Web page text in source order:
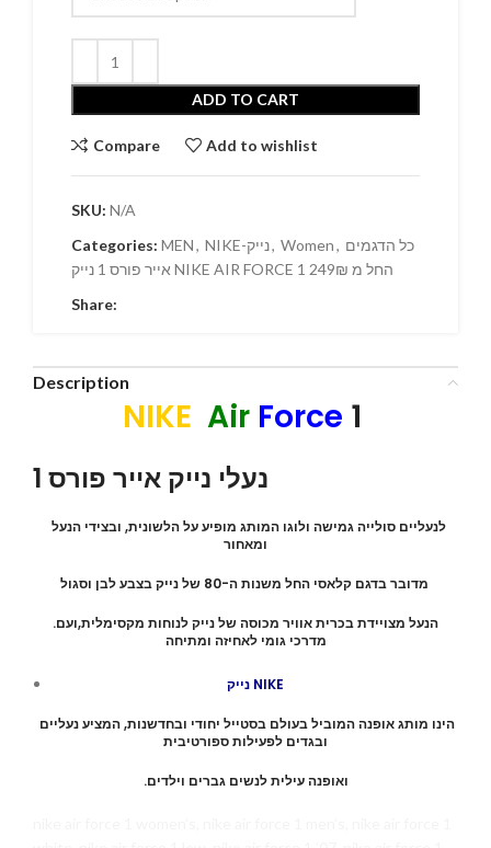
ADD TO CART
Compare Add to wishlist
SKU: N/A
Categories: MEN, NIKE-נייק, Women, כל הדגמים
אייר פורס 1 נייק NIKE AIR FORCE 1 החל מ 249₪
Share:
Description
NIKE Air Force 1
ומאחור
.הנעל מצויידת בכרית אוויר מכוסה של נייק לנוחות מקסימלית,ועם
מדרכי גומי לאחיזה ומתיחה
נייק NIKE
ובגדים לפעילות ספורטיבית
.ואופנה עילית לנשים גברים וילדים